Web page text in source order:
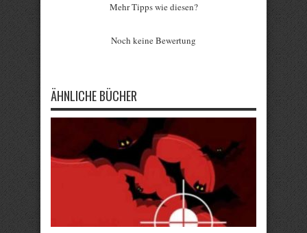
Mehr Tipps wie diesen?
Noch keine Bewertung
ÄHNLICHE BÜCHER